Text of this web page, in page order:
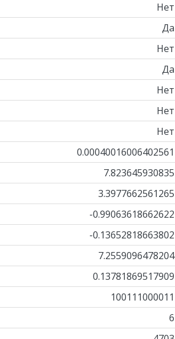
Нет
Да
Нет
Да
Нет
Нет
Нет
0.00040016006402561
7.823645930835
3.3977662561265
-0.99063618662622
-0.13652818663802
7.2559096478204
0.13781869517909
100111000011
6